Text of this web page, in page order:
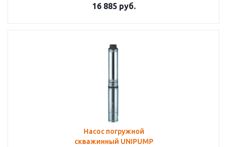
16 885руб.
Насос погружной
скважинный UNIPUMP